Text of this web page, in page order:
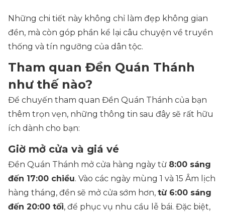
Những chi tiết này không chỉ làm đẹp không gian
đền, mà còn góp phần kể lại câu chuyện về truyền
thống và tín ngưỡng của dân tộc.
Tham quan Đền Quán Thánh
như thế nào?
Để chuyến tham quan Đền Quán Thánh của bạn
thêm trọn vẹn, những thông tin sau đây sẽ rất hữu
ích dành cho bạn:
Giờ mở cửa và giá vé
Đền Quán Thánh mở cửa hàng ngày từ 8:00 sáng
đến 17:00 chiều. Vào các ngày mùng 1 và 15 Âm lịch
hàng tháng, đền sẽ mở cửa sớm hơn, từ 6:00 sáng
đến 20:00 tối, để phục vụ nhu cầu lễ bái. Đặc biệt,